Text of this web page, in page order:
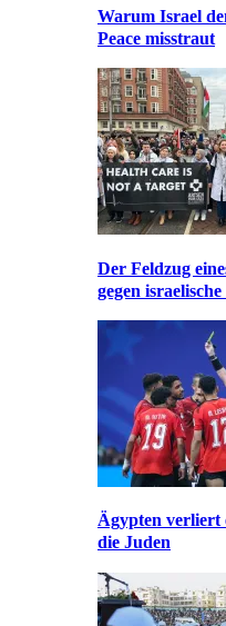
Warum Israel
Peace misstraut
Der Feldzug
gegen
Ägypten verliert
die Juden